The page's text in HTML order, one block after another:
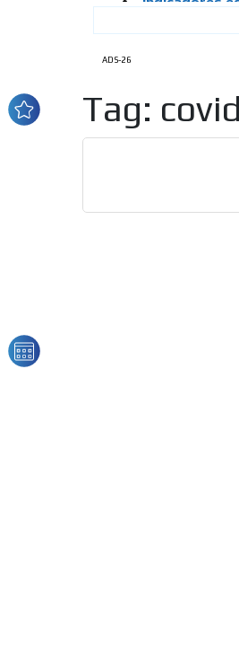
ADS-26
Tag: